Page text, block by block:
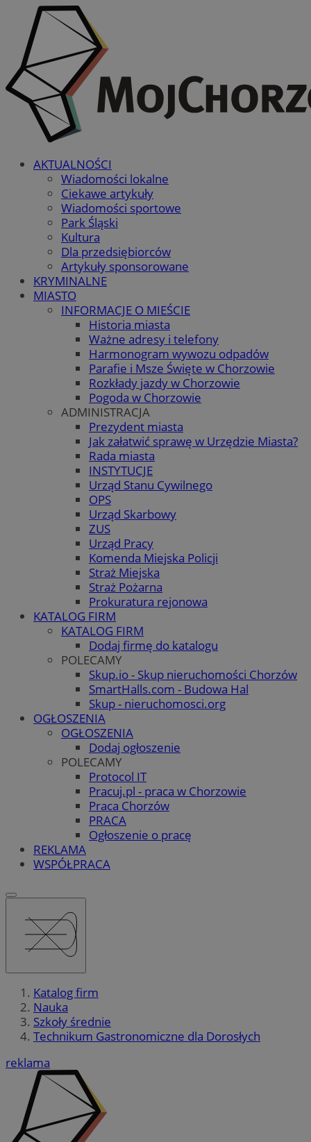
AKTUALNOŚCI
Wiadomości lokalne
Ciekawe artykuły
Wiadomości sportowe
Park Śląski
Kultura
Dla przedsiębiorców
Artykuły sponsorowane
KRYMINALNE
MIASTO
INFORMACJE O MIEŚCIE
Historia miasta
Ważne adresy i telefony
Harmonogram wywozu odpadów
Parafie i Msze Święte w Chorzowie
Rozkłady jazdy w Chorzowie
Pogoda w Chorzowie
ADMINISTRACJA
Prezydent miasta
Jak załatwić sprawę w Urzędzie Miasta?
Rada miasta
INSTYTUCJE
Urząd Stanu Cywilnego
OPS
Urząd Skarbowy
ZUS
Urząd Pracy
Komenda Miejska Policji
Straż Miejska
Straż Pożarna
Prokuratura rejonowa
KATALOG FIRM
KATALOG FIRM
Dodaj firmę do katalogu
POLECAMY
Skup.io - Skup nieruchomości Chorzów
SmartHalls.com - Budowa Hal
Skup - nieruchomosci.org
OGŁOSZENIA
OGŁOSZENIA
Dodaj ogłoszenie
POLECAMY
Protocol IT
Pracuj.pl - praca w Chorzowie
Praca Chorzów
PRACA
Ogłoszenie o pracę
REKLAMA
WSPÓŁPRACA
Katalog firm
Nauka
Szkoły średnie
Technikum Gastronomiczne dla Dorosłych
reklama